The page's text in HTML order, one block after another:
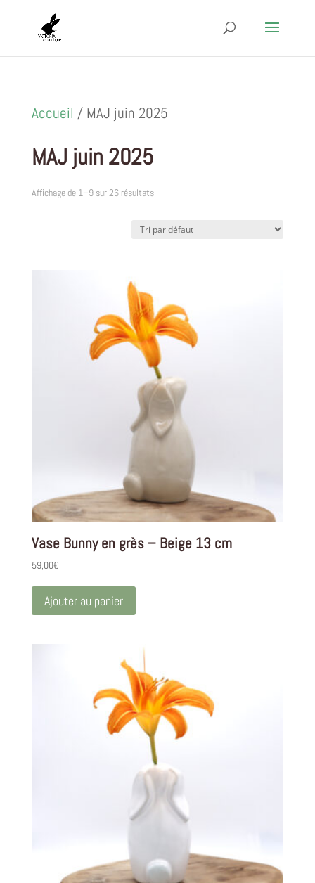
Accueil / MAJ juin 2025
MAJ juin 2025
Affichage de 1–9 sur 26 résultats
Vase Bunny en grès – Beige 13 cm
59,00€
Ajouter au panier